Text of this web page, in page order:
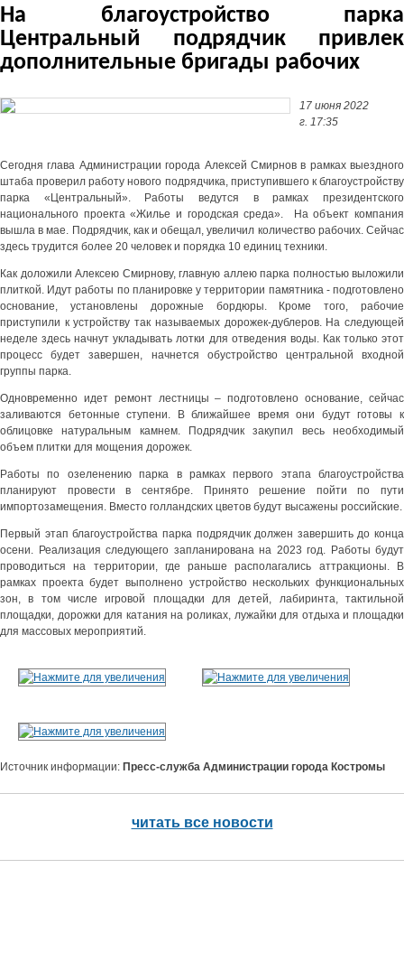
На благоустройство парка
Центральный подрядчик привлек
дополнительные бригады рабочих
17 июня 2022
г. 17:35
Сегодня глава Администрации города Алексей Смирнов в рамках выездного
штаба проверил работу нового подрядчика, приступившего к благоустройству
парка «Центральный». Работы ведутся в рамках президентского
национального проекта «Жилье и городская среда». На объект компания
вышла в мае. Подрядчик, как и обещал, увеличил количество рабочих. Сейчас
здесь трудится более 20 человек и порядка 10 единиц техники.
Как доложили Алексею Смирнову, главную аллею парка полностью выложили
плиткой. Идут работы по планировке у территории памятника - подготовлено
основание, установлены дорожные бордюры. Кроме того, рабочие
приступили к устройству так называемых дорожек-дублеров. На следующей
неделе здесь начнут укладывать лотки для отведения воды. Как только этот
процесс будет завершен, начнется обустройство центральной входной
группы парка.
Одновременно идет ремонт лестницы – подготовлено основание, сейчас
заливаются бетонные ступени. В ближайшее время они будут готовы к
облицовке натуральным камнем. Подрядчик закупил весь необходимый
объем плитки для мощения дорожек.
Работы по озеленению парка в рамках первого этапа благоустройства
планируют провести в сентябре. Принято решение пойти по пути
импортозамещения. Вместо голландских цветов будут высажены российские.
Первый этап благоустройства парка подрядчик должен завершить до конца
осени. Реализация следующего запланирована на 2023 год. Работы будут
проводиться на территории, где раньше располагались аттракционы. В
рамках проекта будет выполнено устройство нескольких функциональных
зон, в том числе игровой площадки для детей, лабиринта, тактильной
площадки, дорожки для катания на роликах, лужайки для отдыха и площадки
для массовых мероприятий.
Источник информации: Пресс-служба Администрации города Костромы
читать все новости